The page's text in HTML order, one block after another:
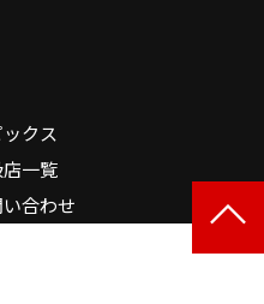
ックス
一覧
い合わせ